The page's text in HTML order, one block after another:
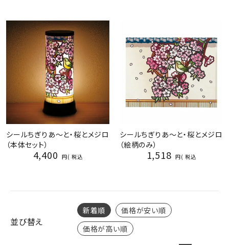
シールちぎりあ～と・桜とメジロ
（本体セット）
4,400 税込
シールちぎりあ～と・桜とメジロ
（絵柄のみ）
1,518 税込
並び替え
新着順
価格が安い順
価格が高い順